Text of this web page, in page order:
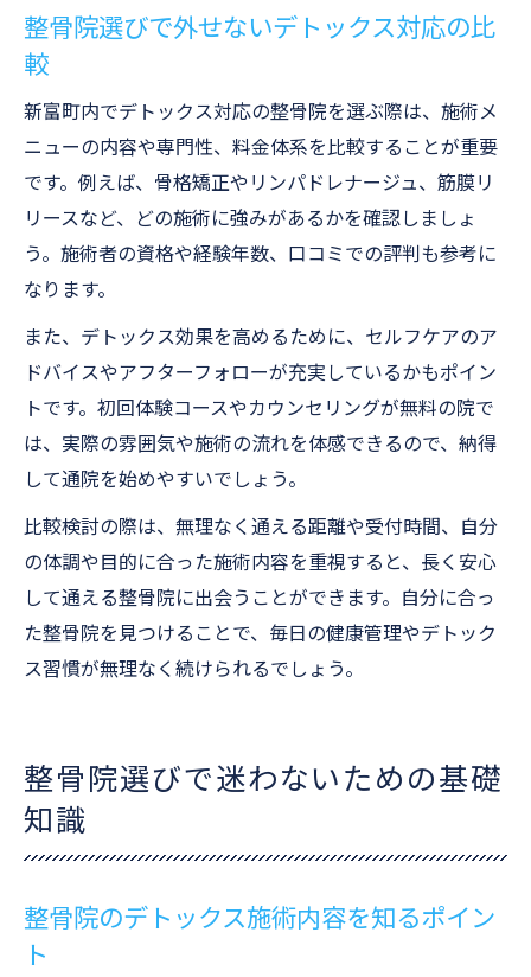
整骨院選びで外せないデトックス対応の比
較
新富町内でデトックス対応の整骨院を選ぶ際は、施術メ
ニューの内容や専門性、料金体系を比較することが重要
です。例えば、骨格矯正やリンパドレナージュ、筋膜リ
リースなど、どの施術に強みがあるかを確認しましょ
う。施術者の資格や経験年数、口コミでの評判も参考に
なります。
また、デトックス効果を高めるために、セルフケアのア
ドバイスやアフターフォローが充実しているかもポイン
トです。初回体験コースやカウンセリングが無料の院で
は、実際の雰囲気や施術の流れを体感できるので、納得
して通院を始めやすいでしょう。
比較検討の際は、無理なく通える距離や受付時間、自分
の体調や目的に合った施術内容を重視すると、長く安心
して通える整骨院に出会うことができます。自分に合っ
た整骨院を見つけることで、毎日の健康管理やデトック
ス習慣が無理なく続けられるでしょう。
整骨院選びで迷わないための基礎
知識
整骨院のデトックス施術内容を知るポイン
ト